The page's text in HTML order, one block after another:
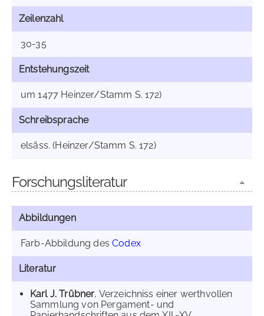
Zeilenzahl
30-35
Entstehungszeit
um 1477 Heinzer/Stamm S. 172)
Schreibsprache
elsäss. (Heinzer/Stamm S. 172)
Forschungsliteratur
Abbildungen
Farb-Abbildung desCodex
Literatur
Karl J. Trübner, Verzeichniss einer werthvollen
Sammlung von Pergament- und